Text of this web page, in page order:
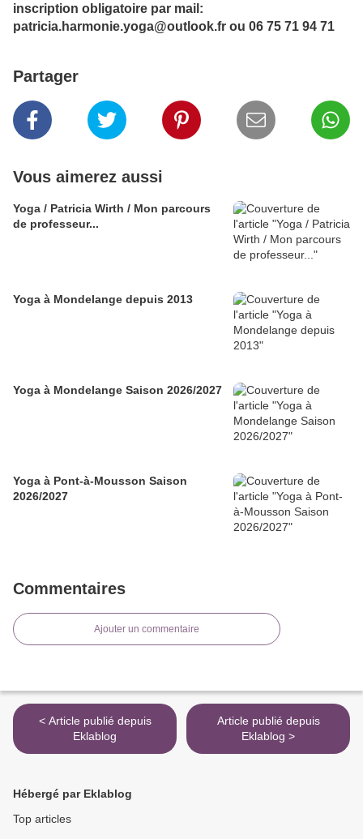
inscription obligatoire par mail:
patricia.harmonie.yoga@outlook.fr ou 06 75 71 94 71
Partager
Vous aimerez aussi
Yoga / Patricia Wirth / Mon parcours
de professeur...
Yoga à Mondelange depuis 2013
Yoga à Mondelange Saison 2026/2027
Yoga à Pont-à-Mousson Saison
2026/2027
Commentaires
Ajouter un commentaire
< Article publié depuis
Eklablog
Article publié depuis
Eklablog >
Hébergé par Eklablog
Top articles